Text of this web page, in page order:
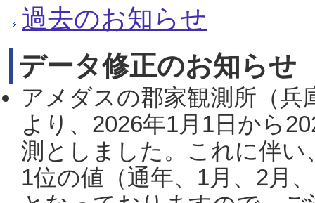
過去のお知らせ
データ修正のお知らせ
アメダスの郡家観測所（
より、2026年1月1日から
測としました。これに伴い
1位の値（通年、1月、2月